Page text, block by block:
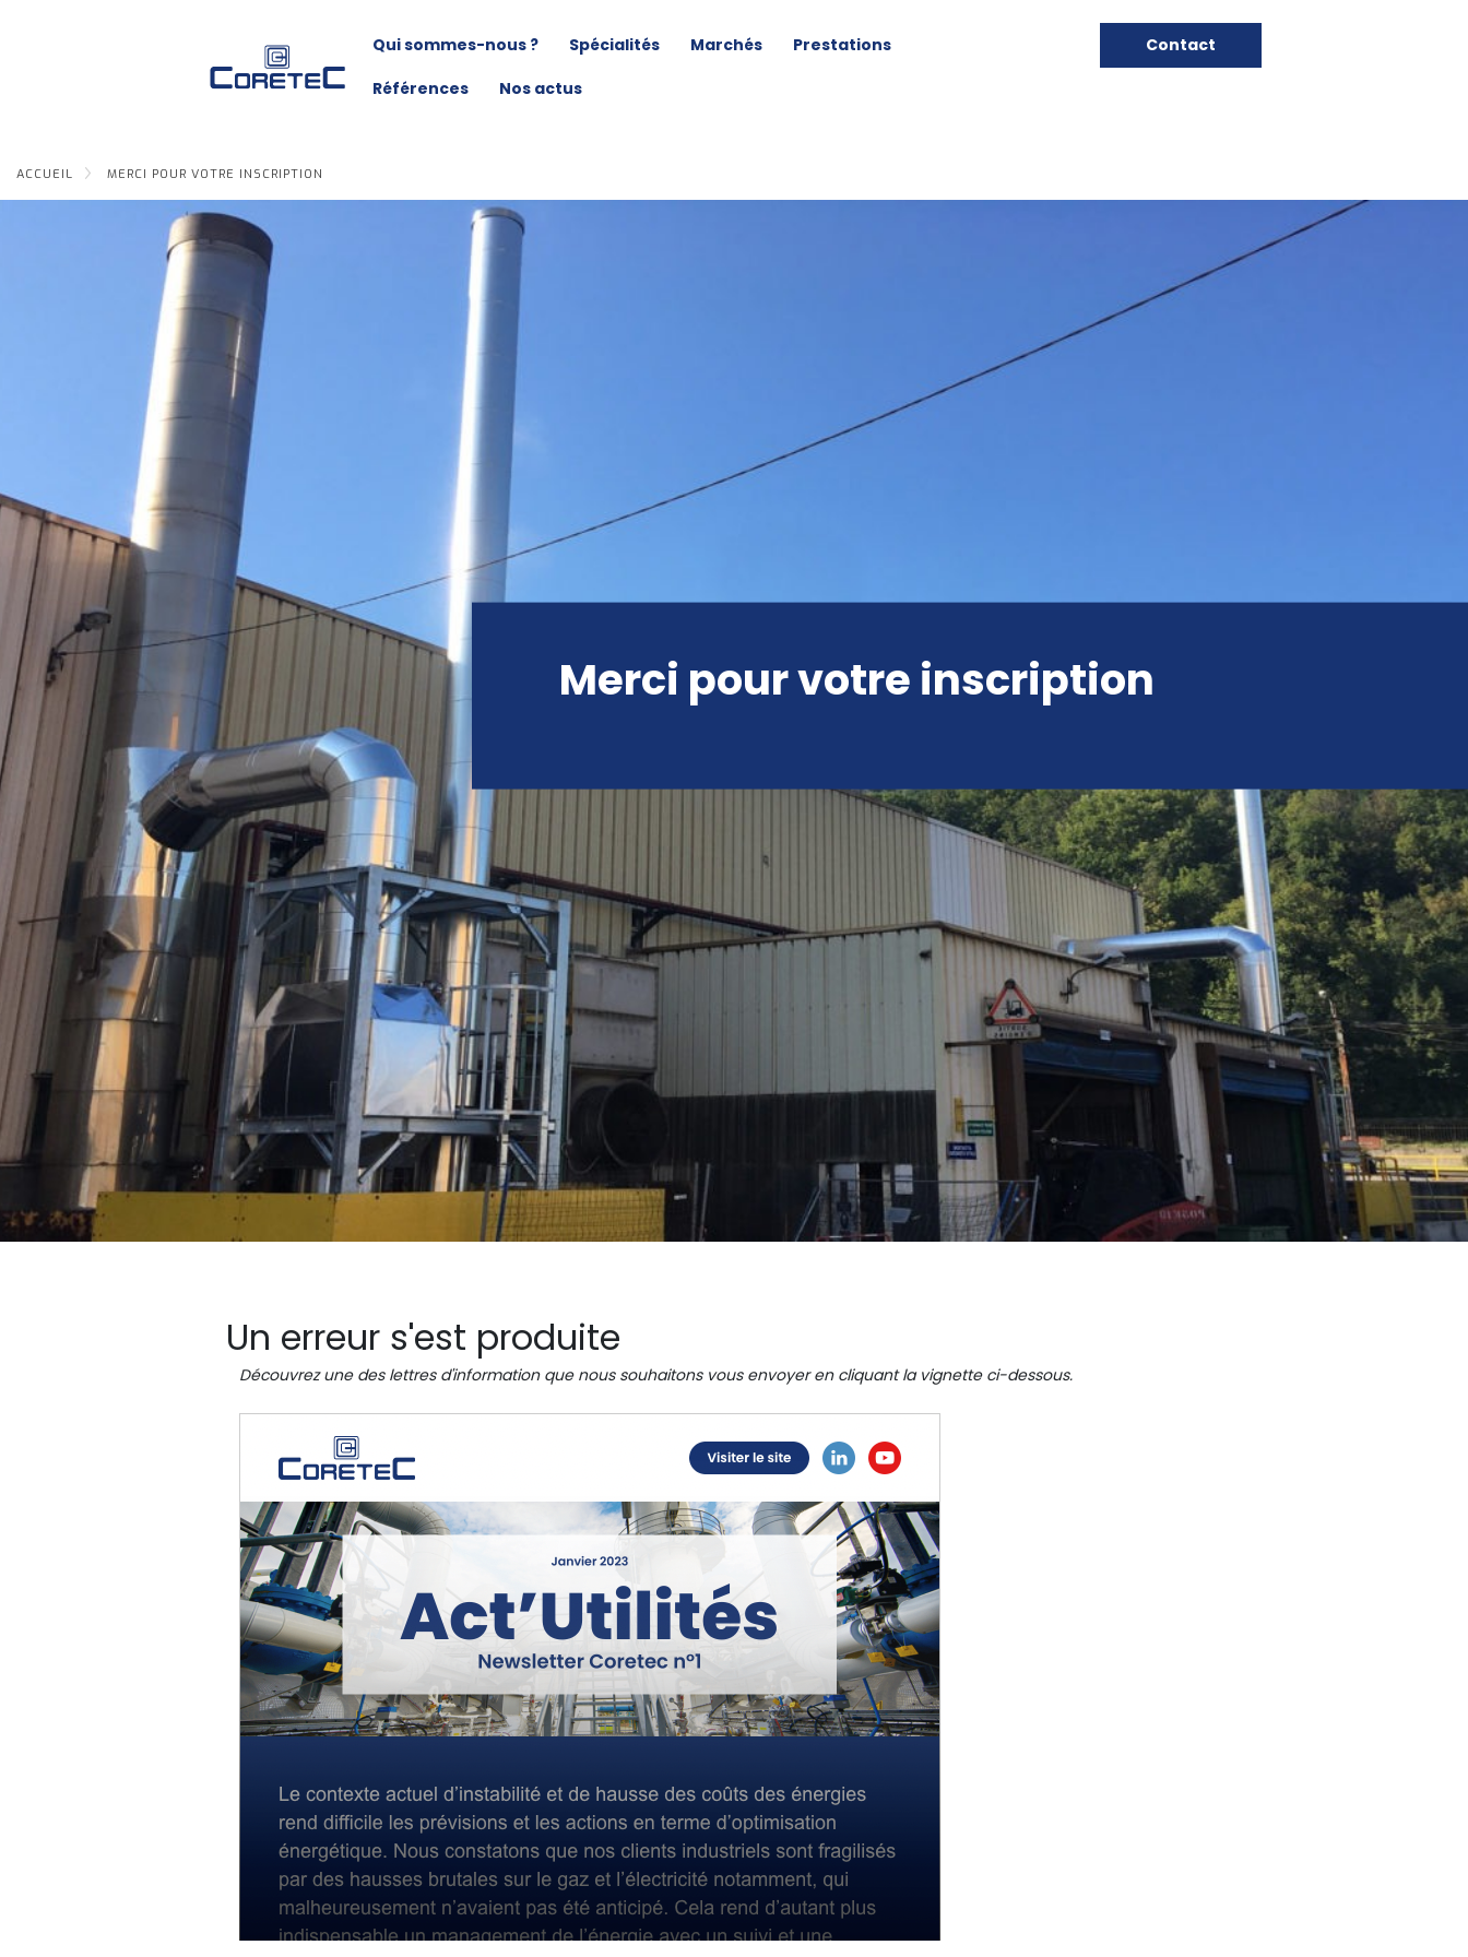
Qui sommes-nous ? Spécialités Marchés
Prestations
Références
Nos actus
Contact
ACCUEIL MERCI POUR VOTRE INSCRIPTION
Merci pour votre inscription
Un erreur s'est produite
Découvrez une des lettres d'information que nous souhaitons vous envoyer en cliquant la vignette ci-dessous.